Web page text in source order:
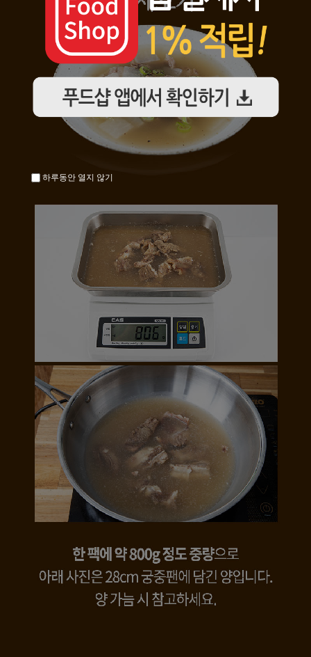
하루동안 열지 않기